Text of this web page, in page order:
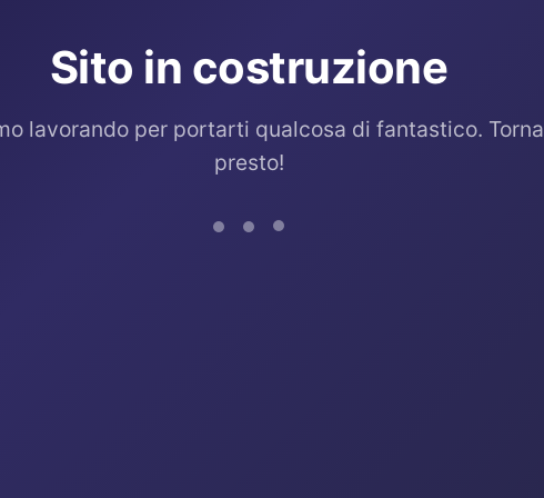
Sito in costruzione
lavorando per portarti qualcosa di fantastico. Torna
presto!